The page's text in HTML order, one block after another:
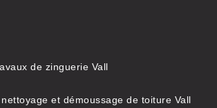
de zinguerie Vall
et démoussage de toiture Vall